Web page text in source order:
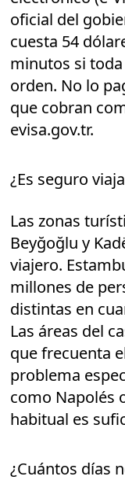
oficial del
cuesta 54
minutos si
orden. No lo
que cobran
evisa.gov.tr.
¿Es seguro
Las zonas
Beyğoğlu y
viajero.
millones de
distintas en
Las áreas del
que frecuenta
problema
como Napolés
habitual es
¿Cuántos días